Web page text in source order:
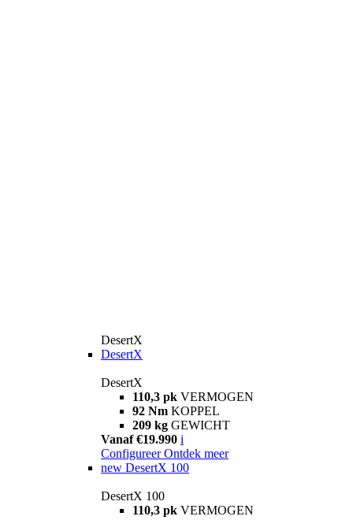
DesertX
DesertX
DesertX
110,3 pk VERMOGEN
92 Nm KOPPEL
209 kg GEWICHT
Vanaf €19.990 i
Configureer Ontdek meer
new DesertX 100
DesertX 100
110,3 pk VERMOGEN